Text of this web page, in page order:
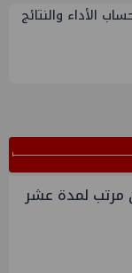
الأداء والنتائج
مرتب لمدة عشر